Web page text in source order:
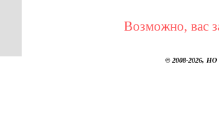
Возможно, вас
© 2008-2026,